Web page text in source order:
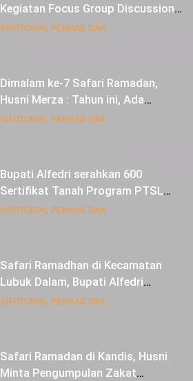
Kegiatan Focus Group Discussion
Tentang Kebijakan Penganggaran
INFOTORIAL PEMKAB SIAK
Dimalam ke-7 Safari Ramadan,
Husni Merza : Tahun ini, Ada
Perbaikan Jalan Lintas Siak ke
INFOTORIAL PEMKAB SIAK
Bupati Alfedri serahkan 600
Sertifikat Tanah Program PTSL
kepada Masyarakat Tualang
INFOTORIAL PEMKAB SIAK
Safari Ramadhan di Kecamatan
Lubuk Dalam, Bupati Alfedri
Mengingatkan Masyarakat
INFOTORIAL PEMKAB SIAK
Safari Ramadan di Kandis, Husni
Minta Pengumpulan Zakat